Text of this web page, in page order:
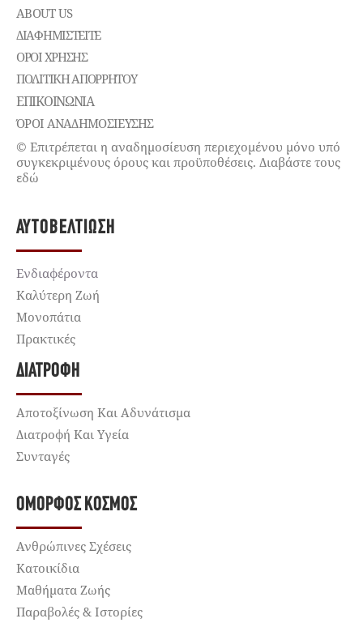
ABOUT US
ΔΙΑΦΗΜΙΣΤΕΊΤΕ
ΌΡΟΙ ΧΡΉΣΗΣ
ΠΟΛΙΤΙΚΉ ΑΠΟΡΡΉΤΟΥ
ΕΠΙΚΟΙΝΩΝΊΑ
ΌΡΟΙ ΑΝΑΔΗΜΟΣΙΕΥΣΗΣ
© Επιτρέπεται η αναδημοσίευση περιεχομένου μόνο υπό
συγκεκριμένους όρους και προϋποθέσεις. Διαβάστε τους
εδώ
ΑΥΤΟΒΕΛΤΊΩΣΗ
Ενδιαφέροντα
Καλύτερη Ζωή
Μονοπάτια
Πρακτικές
ΔΙΑΤΡΟΦΉ
Αποτοξίνωση Και Αδυνάτισμα
Διατροφή Και Υγεία
Συνταγές
ΌΜΟΡΦΟΣ ΚΌΣΜΟΣ
Ανθρώπινες Σχέσεις
Κατοικίδια
Μαθήματα Ζωής
Παραβολές & Ιστορίες